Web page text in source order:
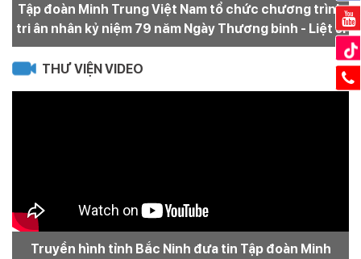
Tập đoàn Minh Trung Việt Nam tổ chức chương trình
tri ân nhân kỷ niệm 79 năm Ngày Thương binh - Liệt sĩ
THƯ VIỆN VIDEO
Truyền hình tỉnh Bắc Ninh đưa tin Tập đoàn Minh